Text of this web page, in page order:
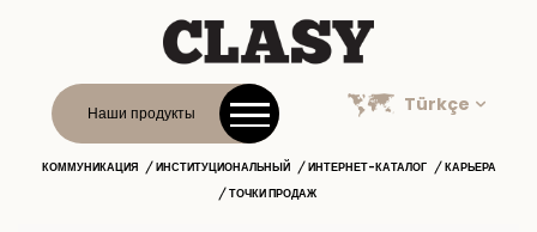
Наши продукты Türkçe
КОММУНИКАЦИЯ ИНСТИТУЦИОНАЛЬНЫЙ ИНТЕРНЕТ-КАТАЛОГ
КАРЬЕРА
ТОЧКИ ПРОДАЖ